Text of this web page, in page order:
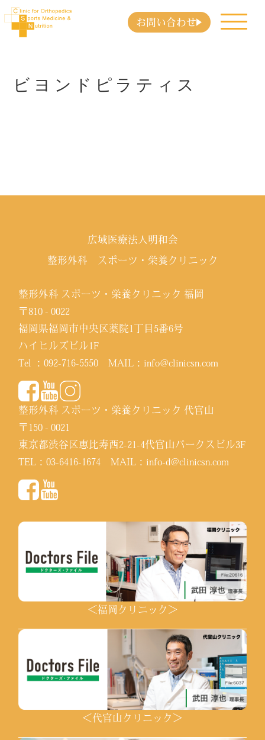
お問い合わせ
ビヨンドピラティス
広域医療法人明和会
整形外科 スポーツ・栄養クリニック
整形外科 スポーツ・栄養クリニック 福岡
〒810 - 0022
福岡県福岡市中央区薬院1丁目5番6号
ハイヒルズビル1F
Tel ：092-716-5550 MAIL：info@clinicsn.com
整形外科 スポーツ・栄養クリニック 代官山
〒150 - 0021
東京都渋谷区恵比寿西2-21-4代官山パークスビル3F
TEL：03-6416-1674 MAIL：info-d@clinicsn.com
＜福岡クリニック＞
＜代官山クリニック＞